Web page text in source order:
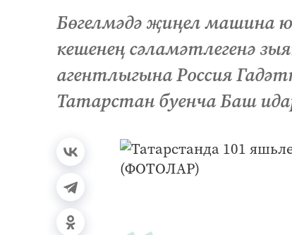
Бөгелмәдә җиңел машина
кешенең сәламәтлегенә
агентлыгына Россия
Татарстан буенча Баш